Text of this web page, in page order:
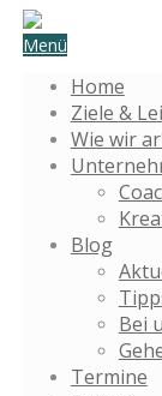
Menü
Home
Ziele &
Wie wir
Blog
Bei
Termine